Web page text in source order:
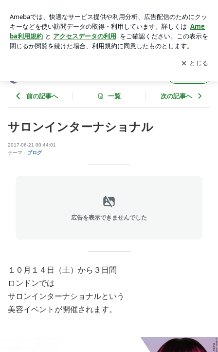
アプリをダウンロードして ブログの更新通知
を受け取りまし
ょう。
開く
前の記事へ 一覧 次の記事へ
サロンインターナショナル
2017-06-21 00:44:01
テーマ： ブログ
広告を表示できませんでした
１０月１４日（土）から３日間
ロンドンでは
サロンインターナショナルという
美容イベントが開催されます。